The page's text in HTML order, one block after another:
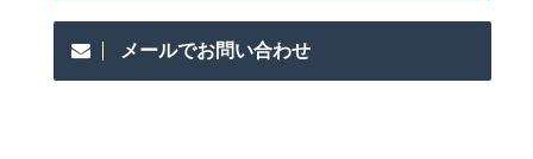
メールでお問い合わせ